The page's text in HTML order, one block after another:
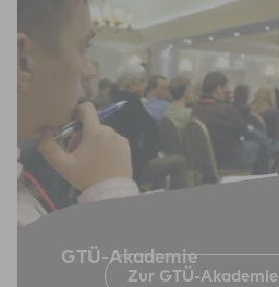
GTÜ-Aka­de­mie
Zur GTÜ-Aka­de­mie